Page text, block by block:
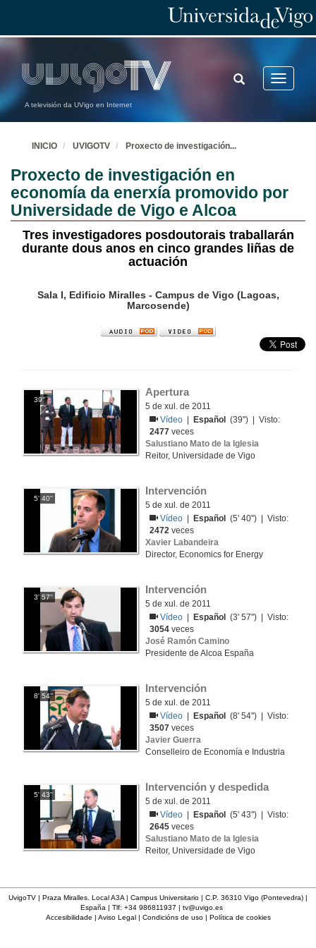
A televisión da UVigo en Internet
Toggle
TOGGLE
SEARCH
INICIO UVIGOTV Proxecto de investigación...
Proxecto de investigación en
economía da enerxía promovido por
Universidade de Vigo e Alcoa
Tres investigadores posdoutorais traballarán
durante dous anos en cinco grandes liñas de
actuación
Sala I, Edificio Miralles - Campus de Vigo (Lagoas,
Marcosende)
39''
Apertura
5 de xul. de 2011
Vídeo
Español
(39'') | Visto:
2477 veces
Salustiano Mato de la Iglesia
Reitor, Universidade de Vigo
5' 40''
Intervención
5 de xul. de 2011
Vídeo
Español
(5' 40'') | Visto:
2472 veces
Xavier Labandeira
Director, Economics for Energy
3' 57''
Intervención
5 de xul. de 2011
Vídeo
Español
(3' 57'') | Visto:
3054 veces
José Ramón Camino
Presidente de Alcoa España
8' 54''
Intervención
5 de xul. de 2011
Vídeo
Español
(8' 54'') | Visto:
3507 veces
Javier Guerra
Conselleiro de Economía e Industria
5' 43''
Intervención y despedida
5 de xul. de 2011
Vídeo
Español
(5' 43'') | Visto:
2645 veces
Salustiano Mato de la Iglesia
Reitor, Universidade de Vigo
UvigoTV | Praza Miralles. Local A3A | Campus Universitario | C.P. 36310 Vigo (Pontevedra) |
España | Tlf: +34 986811937 | tv@uvigo.es
Accesibilidade | Aviso Legal| Condicións de uso| Política de cookies